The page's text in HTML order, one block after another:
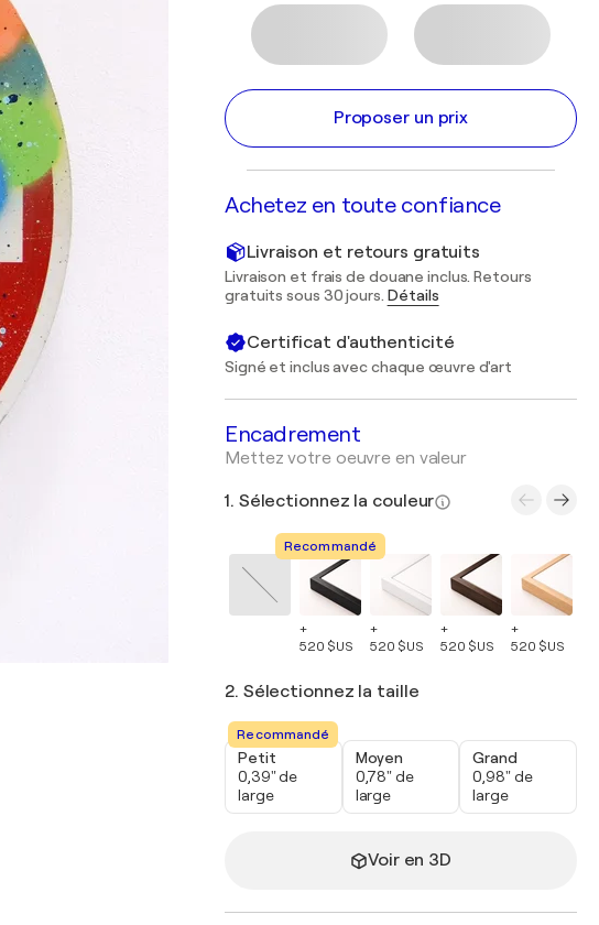
Proposer un prix
Achetez en toute confiance
Livraison et retours gratuits
Livraison et frais de douane inclus. Retours
gratuits sous 30 jours. Détails
Certificat d'authenticité
Signé et inclus avec chaque œuvre d'art
Encadrement
Mettez votre oeuvre en valeur
1. Sélectionnez la couleur
Recommandé
+
520 $US
+
520 $US
+
520 $US
+
520 $US
2. Sélectionnez la taille
Recommandé
Petit
0,39" de
large
Moyen
0,78" de
large
Grand
0,98" de
large
Voir en 3D